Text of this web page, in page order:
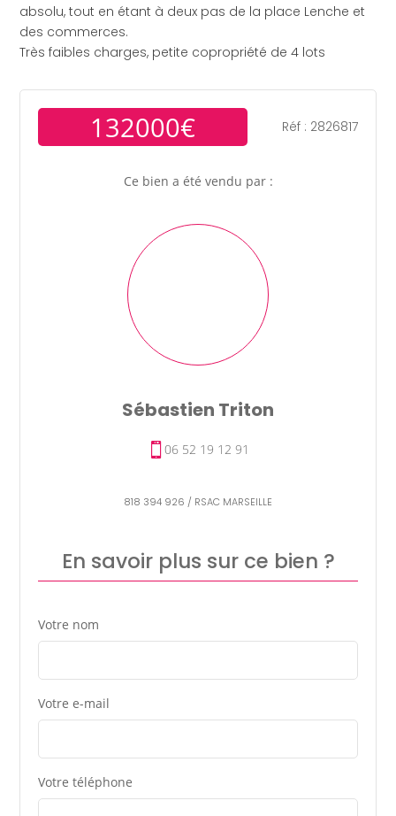
absolu, tout en étant à deux pas de la place Lenche et
des commerces.
Très faibles charges, petite copropriété de 4 lots
132000€ Réf : 2826817
Ce bien a été vendu par :
Sébastien Triton
818 394 926 / RSAC MARSEILLE
06 52 19 12 91
En savoir plus sur ce bien ?
Votre nom
Votre e-mail
Votre téléphone